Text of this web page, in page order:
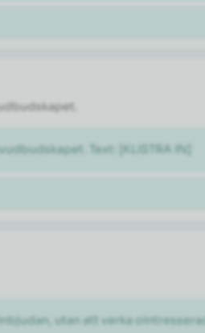
Text: [KLISTRA IN]
utan att verka